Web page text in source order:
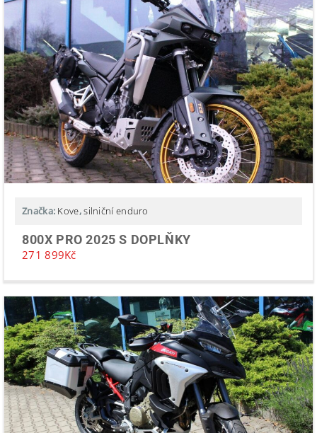
Značka: Kove,silniční enduro
800X PRO 2025 S DOPLŇKY
271 899Kč